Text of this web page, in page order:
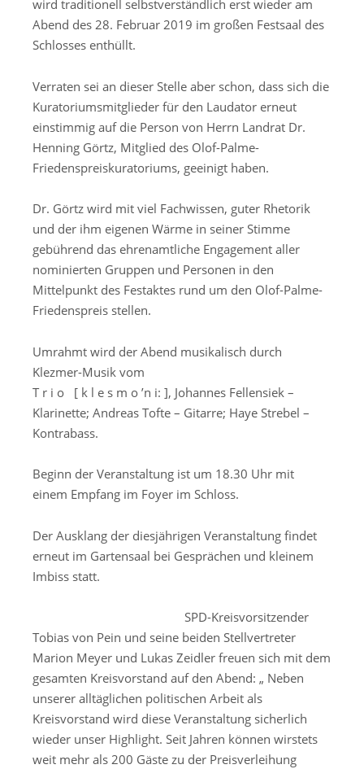
wird traditionell selbstverständlich erst wieder am
Abend des 28. Februar 2019 im großen Festsaal des
Schlosses enthüllt.
Verraten sei an dieser Stelle aber schon, dass sich die
Kuratoriumsmitglieder für den Laudator erneut
einstimmig auf die Person von Herrn Landrat Dr.
Henning Görtz, Mitglied des Olof-Palme-
Friedenspreiskuratoriums, geeinigt haben.
Dr. Görtz wird mit viel Fachwissen, guter Rhetorik
und der ihm eigenen Wärme in seiner Stimme
gebührend das ehrenamtliche Engagement aller
nominierten Gruppen und Personen in den
Mittelpunkt des Festaktes rund um den Olof-Palme-
Friedenspreis stellen.
Umrahmt wird der Abend musikalisch durch
Klezmer-Musik vom
T r i o [ k l e s m o ’n i: ], Johannes Fellensiek –
Klarinette; Andreas Tofte – Gitarre; Haye Strebel –
Kontrabass.
Beginn der Veranstaltung ist um 18.30 Uhr mit
einem Empfang im Foyer im Schloss.
Der Ausklang der diesjährigen Veranstaltung findet
erneut im Gartensaal bei Gesprächen und kleinem
Imbiss statt.
SPD-Kreisvorsitzender
Tobias von Pein und seine beiden Stellvertreter
Marion Meyer und Lukas Zeidler freuen sich mit dem
gesamten Kreisvorstand auf den Abend: „ Neben
unserer alltäglichen politischen Arbeit als
Kreisvorstand wird diese Veranstaltung sicherlich
wieder unser Highlight. Seit Jahren können wirstets
weit mehr als 200 Gäste zu der Preisverleihung